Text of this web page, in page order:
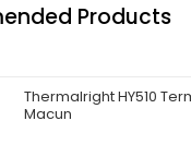
Products
Thermalright HY510
Macun